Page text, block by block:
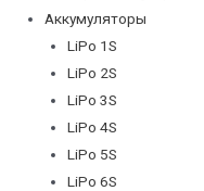
Аккумуляторы
LiPo 1S
LiPo 2S
LiPo 3S
LiPo 4S
LiPo 5S
LiPo 6S